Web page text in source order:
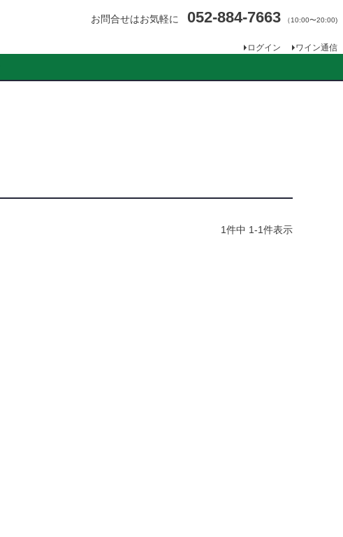
お問合せはお気軽に 052-884-7663 （10:00〜20:00)
ログイン ワイン通信
1件中 1-1件表示